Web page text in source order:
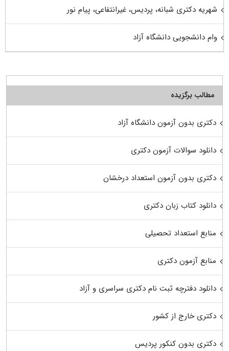
شهریه دکتری شبانه، پردیس، غیرانتفاعی، پیام نور
وام دانشجویی دانشگاه آزاد
مطالب برگزیده
دکتری بدون آزمون دانشگاه آزاد
دانلود سوالات آزمون دکتری
دکتری بدون آزمون استعداد درخشان
دانلود کتاب زبان دکتری
منابع استعداد تحصیلی
منابع آزمون دکتری
دانلود دفترچه ثبت نام دکتری سراسری و آزاد
دکتری خارج از کشور
دکتری بدون کنکور پردیس